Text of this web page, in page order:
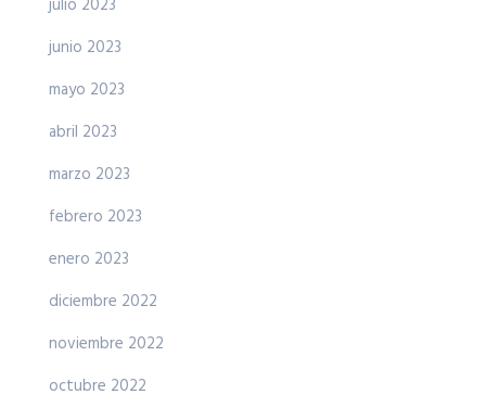
junio 2023
mayo 2023
abril 2023
marzo 2023
febrero 2023
enero 2023
diciembre 2022
noviembre 2022
octubre 2022